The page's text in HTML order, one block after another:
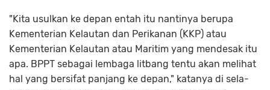
"Kita usulkan ke depan entah itu nantinya berupa
Kementerian Kelautan dan Perikanan (KKP) atau
Kementerian Kelautan atau Maritim yang mendesak itu
apa. BPPT sebagai lembaga litbang tentu akan melihat
hal yang bersifat panjang ke depan," katanya di sela-